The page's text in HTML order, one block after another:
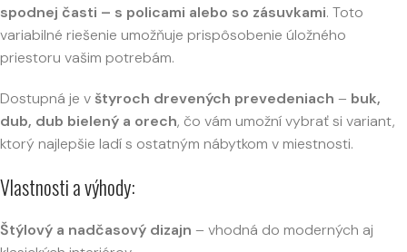
spodnej časti – s policami alebo so zásuvkami. Toto
variabilné riešenie umožňuje prispôsobenie úložného
priestoru vašim potrebám.
Dostupná je v štyroch drevených prevedeniach – buk,
dub, dub bielený a orech, čo vám umožní vybrať si variant,
ktorý najlepšie ladí s ostatným nábytkom v miestnosti.
Vlastnosti a výhody:
Štýlový a nadčasový dizajn – vhodná do moderných aj